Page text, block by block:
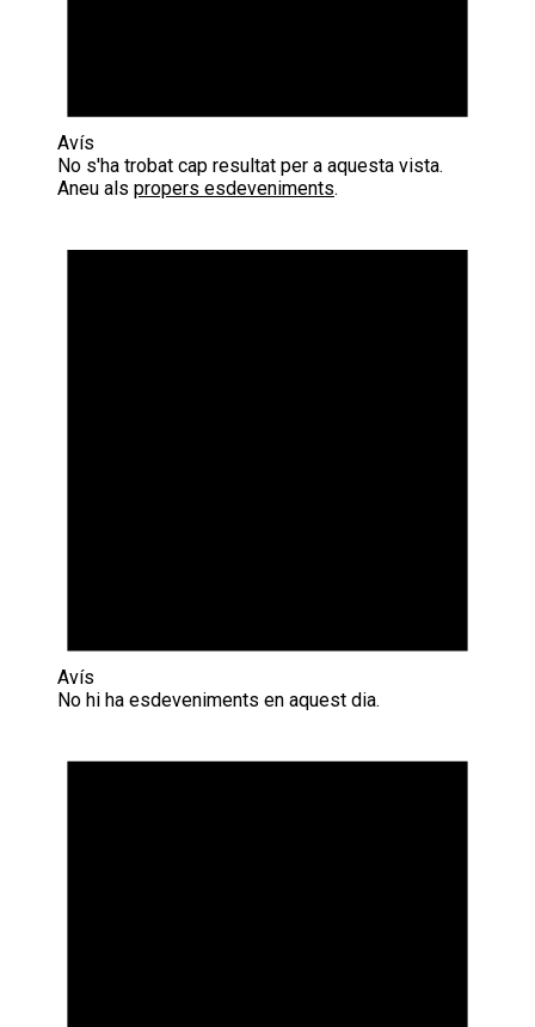
Avís
No s'ha trobat cap resultat per a aquesta vista.
Aneu als propers esdeveniments.
Avís
No hi ha esdeveniments en aquest dia.